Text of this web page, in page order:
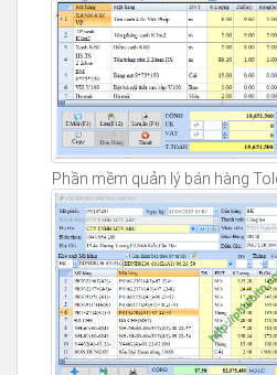
Phần mềm quản lý bán hàng